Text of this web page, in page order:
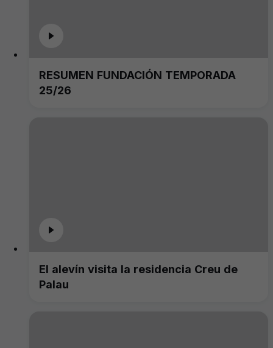
RESUMEN FUNDACIÓN TEMPORADA
25/26
El alevín visita la residencia Creu de
Palau